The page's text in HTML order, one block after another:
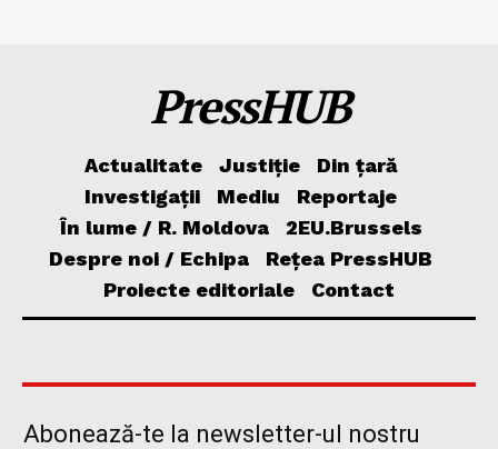
PressHUB
Actualitate Justiție
Din țară
Investigații
Mediu
Reportaje
În lume / R. Moldova
2EU.Brussels
Despre noi / Echipa
Rețea PressHUB
Proiecte editoriale
Contact
Abonează-te la newsletter-ul nostru